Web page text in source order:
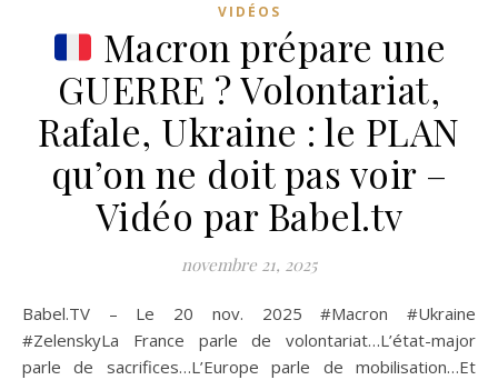
VIDÉOS
Macron prépare une
GUERRE ? Volontariat,
Rafale, Ukraine : le PLAN
qu’on ne doit pas voir –
Vidéo par Babel.tv
novembre 21, 2025
Babel.TV – Le 20 nov. 2025 #Macron #Ukraine
#ZelenskyLa France parle de volontariat…L’état-major
parle de sacrifices…L’Europe parle de mobilisation…Et